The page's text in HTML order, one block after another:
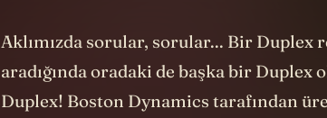
Aklımızda sorular, sorular... Bir Duplex
aradığında oradaki de başka bir Duplex
Duplex! Boston Dynamics tarafından